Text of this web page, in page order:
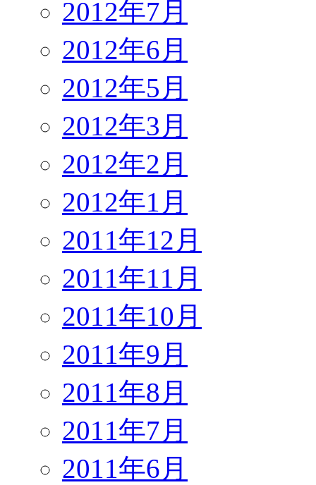
2012年7月
2012年6月
2012年5月
2012年3月
2012年2月
2012年1月
2011年12月
2011年11月
2011年10月
2011年9月
2011年8月
2011年7月
2011年6月